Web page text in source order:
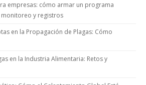
empresas: cómo armar un programa
y registros
en la Propagación de Plagas: Cómo
en la Industria Alimentaria: Retos y